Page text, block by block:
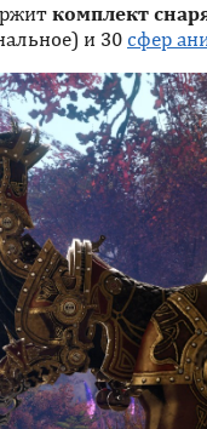
комплект
и 30 сфер